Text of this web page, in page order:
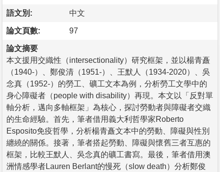
語文別: 中文
論文頁數: 97
論文摘要
本文援用交織性（intersectionality）研究框架，並以楊青矗
（1940-）、鄭俊清（1951-）、王默人（1934-2020）、吳
念真（1952-）的勞工、礦工文本為例，分析勞工文學中的
身心障礙者（people with disability）再現。本文以「反對單
軸分析，邁向多軸框架」為核心，探討勞動者與障礙者交織
的生命經驗。首先，筆者借用義大利哲學家Roberto
Esposito免疫哲學，分析楊青矗文本中的勞動、障礙與性別
纏繞的關係。接著，筆者搭起勞動、障礙與懷舊三者互惠的
框架，比較王默人、吳念真的礦工書寫。最後，筆者借用澳
洲情感學者Lauren Berlant的慢死（slow death）分析鄭俊